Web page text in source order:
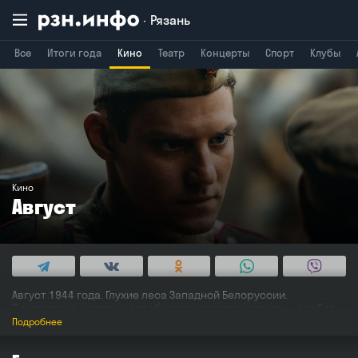
Рязань
Все Итоги года Кино Театр Концерты Спорт Клубы
Воронеж Брянск
Кино
Август
Август 1944 года. Глухие леса Западной Белоруссии.
зона, где действуют оставленные в советском тылу
Подробнее